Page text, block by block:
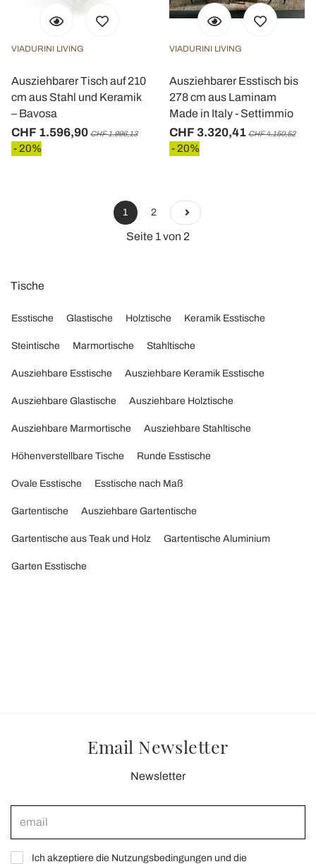
VIADURINI LIVING
Ausziehbarer Tisch auf 210
cm aus Stahl und Keramik
– Bavosa
CHF 1.596,90 CHF 1.996,13
- 20%
VIADURINI LIVING
Ausziehbarer Esstisch bis
278 cm aus Laminam
Made in Italy - Settimmio
CHF 3.320,41 CHF 4.150,52
- 20%
1 2
Seite 1 von 2
Tische
Esstische Glastische Holztische Keramik Esstische
Steintische Marmortische Stahltische
Ausziehbare Esstische Ausziehbare Keramik Esstische
Ausziehbare Glastische Ausziehbare Holztische
Ausziehbare Marmortische Ausziehbare Stahltische
Höhenverstellbare Tische Runde Esstische
Ovale Esstische Esstische nach Maß
Gartentische Ausziehbare Gartentische
Gartentische aus Teak und Holz Gartentische Aluminium
Garten Esstische
Email Newsletter
Newsletter
Ich akzeptiere die Nutzungsbedingungen und die